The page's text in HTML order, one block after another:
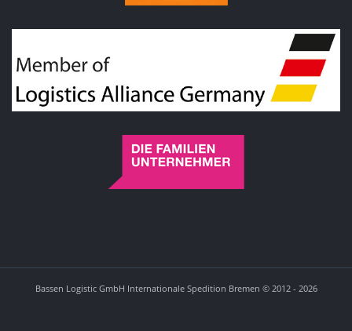
Bassen Logistic GmbH Internationale Spedition Bremen © 2012 - 2026